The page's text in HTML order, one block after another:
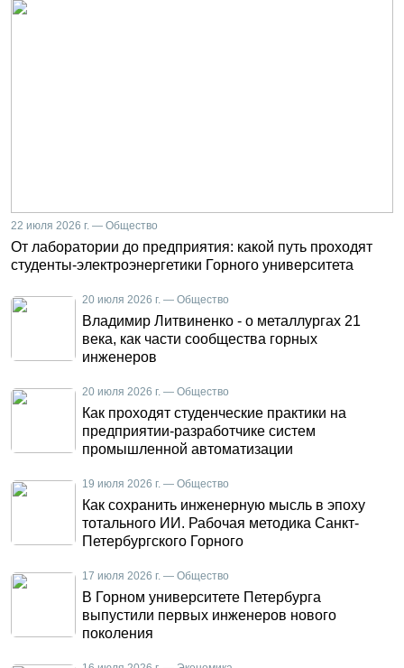
22 июля 2026 г. — Общество
От лаборатории до предприятия: какой путь проходят
студенты-электроэнергетики Горного университета
20 июля 2026 г. — Общество
Владимир Литвиненко - о металлургах 21
века, как части сообщества горных
инженеров
20 июля 2026 г. — Общество
Как проходят студенческие практики на
предприятии-разработчике систем
промышленной автоматизации
19 июля 2026 г. — Общество
Как сохранить инженерную мысль в эпоху
тотального ИИ. Рабочая методика Санкт-
Петербургского Горного
17 июля 2026 г. — Общество
В Горном университете Петербурга
выпустили первых инженеров нового
поколения